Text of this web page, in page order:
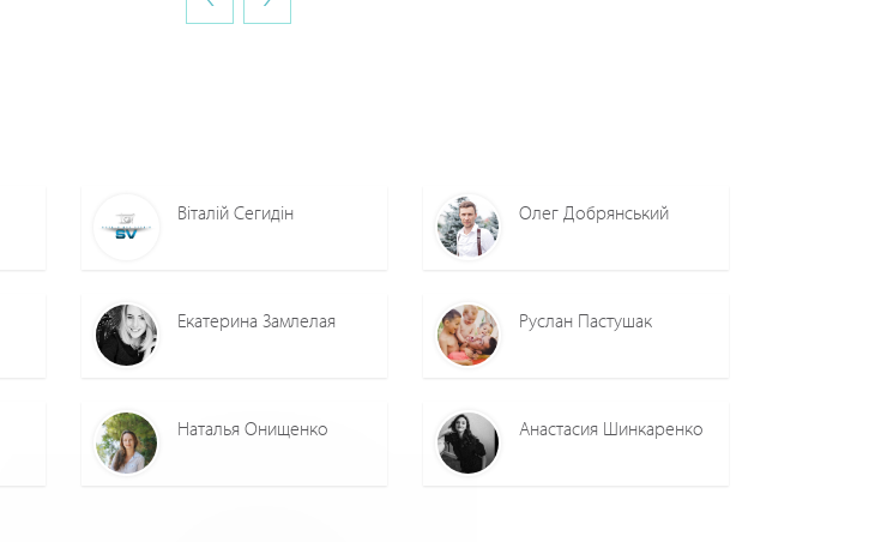
Віталій Сегидін Олег Добрянський
Екатерина Замлелая Руслан Пастушак
Наталья Онищенко Анастасия Шинкаренко